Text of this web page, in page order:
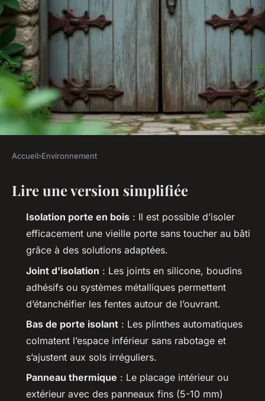
Isoler une vieille porte en bois
sans décaisser : les astuces
inattendues
Joséphine 10 min de lecture
Accueil›Environnement
Lire une version simplifiée
Isolation porte en bois : Il est possible d’isoler
efficacement une vieille porte sans toucher au bâti
grâce à des solutions adaptées.
Joint d'isolation : Les joints en silicone, boudins
adhésifs ou systèmes métalliques permettent
d’étanchéifier les fentes autour de l’ouvrant.
Bas de porte isolant : Les plinthes automatiques
colmatent l’espace inférieur sans rabotage et
s’ajustent aux sols irréguliers.
Panneau thermique : Le placage intérieur ou
extérieur avec des panneaux fins (5-10 mm)